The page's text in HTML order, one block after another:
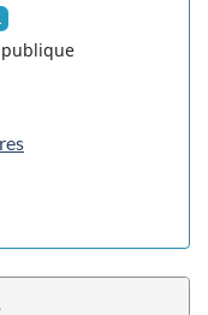
publique